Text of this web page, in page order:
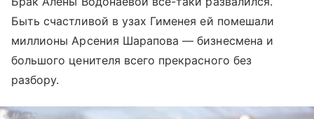
Быть счастливой в узах Гименея ей помешали
миллионы Арсения Шарапова — бизнесмена и
большого ценителя всего прекрасного без
разбору.